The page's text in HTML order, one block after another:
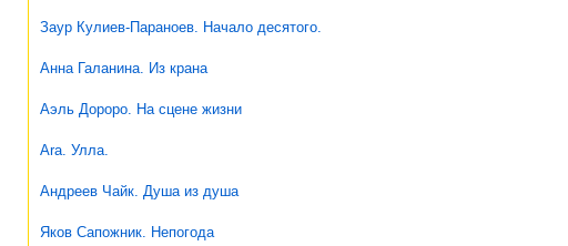
Заур Кулиев-Параноев. Начало десятого.
Анна Галанина. Из крана
Аэль Дороро. На сцене жизни
Ara. Улла.
Андреев Чайк. Душа из душа
Яков Сапожник. Непогода